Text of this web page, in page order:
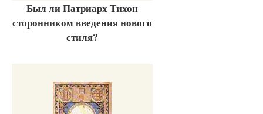
Был ли Патриарх Тихон
сторонником введения нового
стиля?